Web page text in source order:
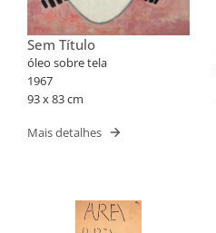
Sem Título
óleo sobre tela
1967
93 x 83 cm
Mais detalhes